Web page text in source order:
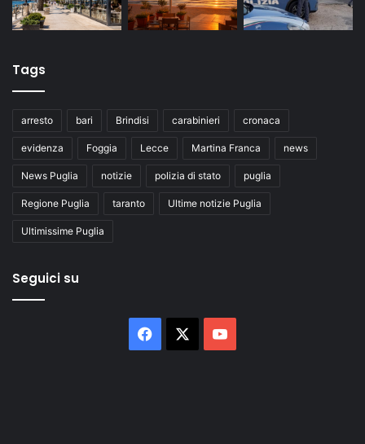
Tags
arresto bari Brindisi carabinieri cronaca
evidenza Foggia Lecce Martina Franca news
News Puglia notizie polizia di stato puglia
Regione Puglia taranto Ultime notizie Puglia
Ultimissime Puglia
Seguici su
Facebook